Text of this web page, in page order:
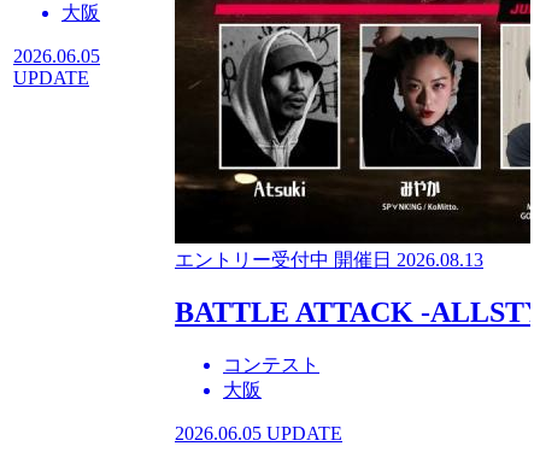
大阪
2026.06.05
UPDATE
エントリー受付中 開催日 2026.08.13
BATTLE ATTACK -
コンテスト
大阪
2026.06.05 UPDATE